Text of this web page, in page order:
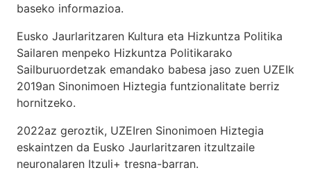
baseko informazioa.
Eusko Jaurlaritzaren Kultura eta Hizkuntza Politika
Sailaren menpeko Hizkuntza Politikarako
Sailburuordetzak emandako babesa jaso zuen UZEIk
2019an Sinonimoen Hiztegia funtzionalitate berriz
hornitzeko.
2022az geroztik, UZEIren Sinonimoen Hiztegia
eskaintzen da Eusko Jaurlaritzaren itzultzaile
neuronalaren Itzuli+ tresna-barran.